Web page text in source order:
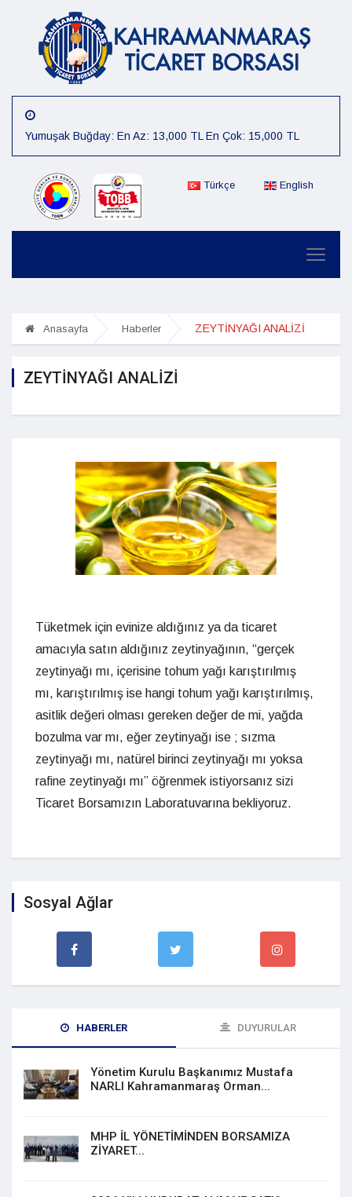
Yumuşak Buğday: En Az: 13,000 TL En Çok: 15,000 TL
Arpa: En Az: 15,000 TL En Çok: 16,000 TL
Mısır: En Az: 12,000 TL En Çok: 14,000 TL
Çiğit: En Az: 12,000 TL En Çok: 14,000 TL
Preseli Pamuk: En Az: 80,000 TL En Çok: 85,000 TL
Kütlü Pamuk: En Az: 40,000 TL En Çok: 45,000 TL
05.08.2026 Günlük Fiyat :Sert Buğday: En Az: 15,000 TL En
Türkçe English
Anasayfa Haberler ZEYTİNYAĞI ANALİZİ
ZEYTİNYAĞI ANALİZİ
Tüketmek için evinize aldığınız ya da ticaret
amacıyla satın aldığınız zeytinyağının, “gerçek
zeytinyağı mı, içerisine tohum yağı karıştırılmış
mı, karıştırılmış ise hangi tohum yağı karıştırılmış,
asitlik değeri olması gereken değer de mi, yağda
bozulma var mı, eğer zeytinyağı ise ; sızma
zeytinyağı mı, natürel birinci zeytinyağı mı yoksa
rafine zeytinyağı mı” öğrenmek istiyorsanız sizi
Ticaret Borsamızın Laboratuvarına bekliyoruz.
Sosyal Ağlar
HABERLER DUYURULAR
Yönetim Kurulu Başkanımız Mustafa
NARLI Kahramanmaraş Orman...
MHP İL YÖNETİMİNDEN BORSAMIZA
ZİYARET...